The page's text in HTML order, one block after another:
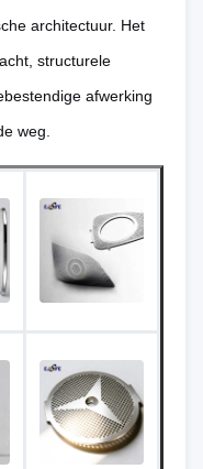
architectuur. Het
structurele
afwerking
weg.